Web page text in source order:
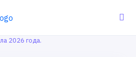
2026 года.